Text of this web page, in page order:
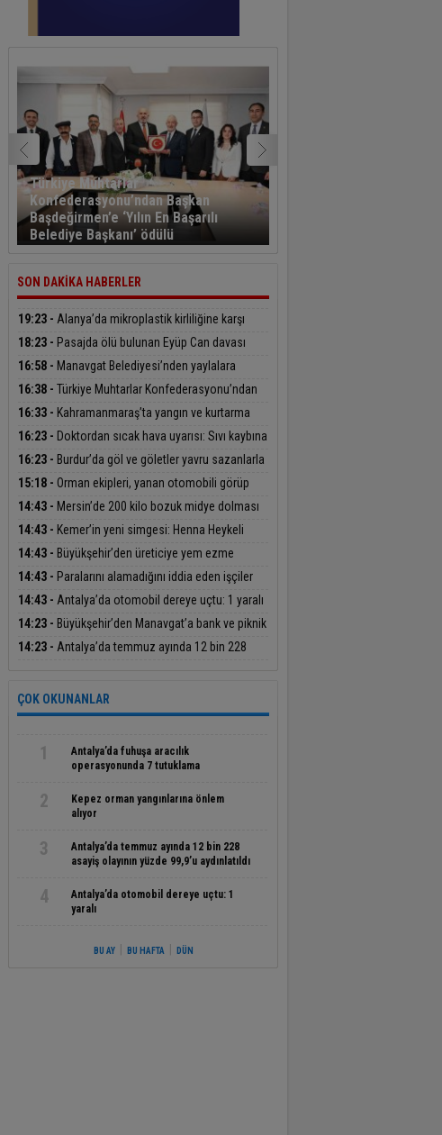
Türkiye Muhtarlar
Konfederasyonu’ndan Başkan
Başdeğirmen’e ‘Yılın En Başarılı
Belediye Başkanı’ ödülü
SON DAKİKA HABERLER
19:23 - Alanya’da mikroplastik kirliliğine karşı
mücadelenin startı verildi
18:23 - Pasajda ölü bulunan Eyüp Can davası
sürüyor
16:58 - Manavgat Belediyesi’nden yaylalara
kütüphane desteği
16:38 - Türkiye Muhtarlar Konfederasyonu’ndan
Başkan Başdeğirmen’e ‘Yılın En Başarılı Belediye
Başkanı’ ödülü
16:33 - Kahramanmaraş’ta yangın ve kurtarma
tatbikatı
16:23 - Doktordan sıcak hava uyarısı: Sıvı kaybına
dikkat
16:23 - Burdur’da göl ve göletler yavru sazanlarla
buluştu
15:18 - Orman ekipleri, yanan otomobili görüp
söndürdü
14:43 - Mersin’de 200 kilo bozuk midye dolması
ele geçirildi
14:43 - Kemer’in yeni simgesi: Henna Heykeli
14:43 - Büyükşehir’den üreticiye yem ezme
makinesi desteği
14:43 - Paralarını alamadığını iddia eden işçiler
inşaatın çatısına çıktı
14:43 - Antalya’da otomobil dereye uçtu: 1 yaralı
14:23 - Büyükşehir’den Manavgat’a bank ve piknik
masası desteği
14:23 - Antalya’da temmuz ayında 12 bin 228
ÇOK OKUNANLAR
1
Antalya’da fuhuşa aracılık
operasyonunda 7 tutuklama
2
Kepez orman yangınlarına önlem
alıyor
3
Antalya’da temmuz ayında 12 bin 228
asayiş olayının yüzde 99,9’u aydınlatıldı
4
Antalya’da otomobil dereye uçtu: 1
yaralı
BU AY BU HAFTA DÜN